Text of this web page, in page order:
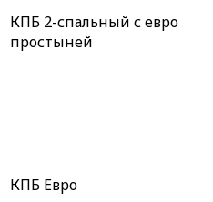
КПБ 2-спальный с евро
простыней
КПБ Евро